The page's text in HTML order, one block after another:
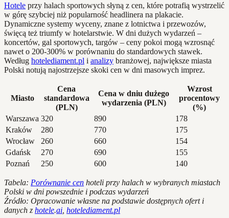
Hotele przy halach sportowych słyną z cen, które potrafią wystrzelić
w górę szybciej niż popularność headlinera na plakacie.
Dynamiczne systemy wyceny, znane z lotnictwa i przewozów,
święcą też triumfy w hotelarstwie. W dni dużych wydarzeń –
koncertów, gal sportowych, targów – ceny pokoi mogą wzrosnąć
nawet o 200-300% w porównaniu do standardowych stawek.
Według hotelediament.pl i analizy branżowej, największe miasta
Polski notują najostrzejsze skoki cen w dni masowych imprez.
Miasto
Cena
standardowa
(PLN)
Cena w dniu dużego
wydarzenia (PLN)
Wzrost
procentowy
(%)
Warszawa 320 890
178
Kraków
280 770
175
Wrocław
260 660
154
Gdańsk
270 690
155
Poznań
250 600 140
Tabela: Porównanie cen hoteli przy halach w wybranych miastach
Polski w dni powszednie i podczas wydarzeń
Źródło: Opracowanie własne na podstawie dostępnych ofert i
danych z hotele.ai hotelediament.pl